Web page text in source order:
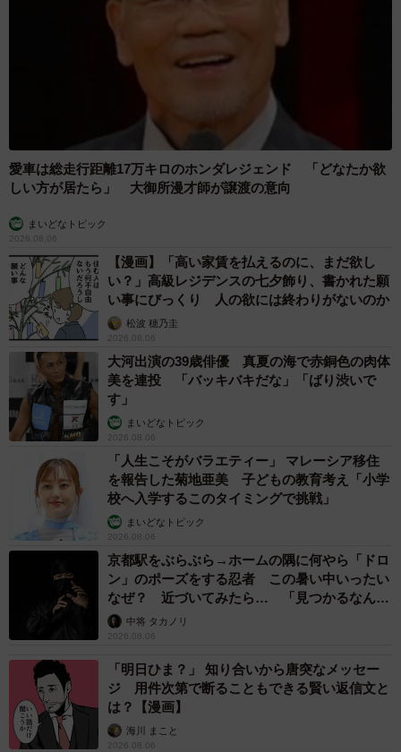
愛車は総走行距離17万キロのホンダレジェンド 「どなたか欲
しい方が居たら」 大御所漫才師が譲渡の意向
まいどなトピック
2026.08.06
【漫画】「高い家賃を払えるのに、まだ欲し
い？」高級レジデンスの七夕飾り、書かれた願
い事にびっくり 人の欲には終わりがないのか
松波 穂乃圭
2026.08.06
大河出演の39歳俳優 真夏の海で赤銅色の肉体
美を連投 「バッキバキだな」「ばり渋いで
す」
まいどなトピック
2026.08.06
「人生こそがバラエティー」 マレーシア移住
を報告した菊地亜美 子どもの教育考え「小学
校へ入学するこのタイミングで挑戦」
まいどなトピック
2026.08.06
京都駅をぶらぶら→ホームの隅に何やら「ドロ
ン」のポーズをする忍者 この暑い中いったい
なぜ？ 近づいてみたら… 「見つかるなんて
未熟」中将 タカノリ
2026.08.06
「明日ひま？」 知り合いから唐突なメッセー
ジ 用件次第で断ることもできる賢い返信文と
は？【漫画】
海川 まこと
2026.08.06